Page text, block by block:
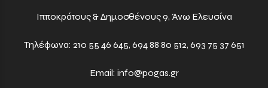
Ιπποκράτους & Δημοσθένους 9, Άνω Ελευσίνα
Τηλέφωνα: 210 55 46 645, 694 88 80 512, 693 75 37 651
Email: info@pogas.gr